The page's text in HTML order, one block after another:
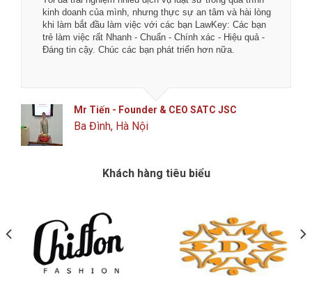
kinh doanh của mình, nhưng thực sự an tâm và hài lòng
khi làm bắt đầu làm việc với các bạn LawKey: Các bạn
trẻ làm việc rất Nhanh - Chuẩn - Chính xác - Hiệu quả -
Đáng tin cậy. Chúc các bạn phát triển hơn nữa.
Mr Tiến - Founder & CEO SATC JSC
Ba Đình, Hà Nội
Khách hàng tiêu biểu